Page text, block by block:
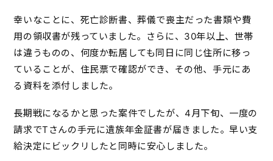
幸いなことに、死亡診断書、葬儀で喪主だった書類や費
用の領収書が残っていました。さらに、30年以上、世帯
は違うものの、何度か転居しても同日に同じ住所に移っ
ていることが、住民票で確認ができ、その他、手元にあ
る資料を添付しました。
長期戦になるかと思った案件でしたが、4月下旬、一度の
請求でTさんの手元に遺族年金証書が届きました。早い支
給決定にビックリしたと同時に安心しました。